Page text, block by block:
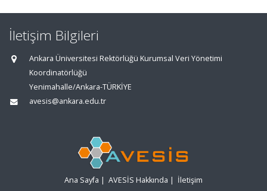
İletişim Bilgileri
Ankara Üniversitesi Rektörlüğü Kurumsal Veri Yönetimi
Koordinatörlüğü
Yenimahalle/Ankara-TÜRKİYE
avesis@ankara.edu.tr
Ana Sayfa | AVESİS Hakkında | İletişim